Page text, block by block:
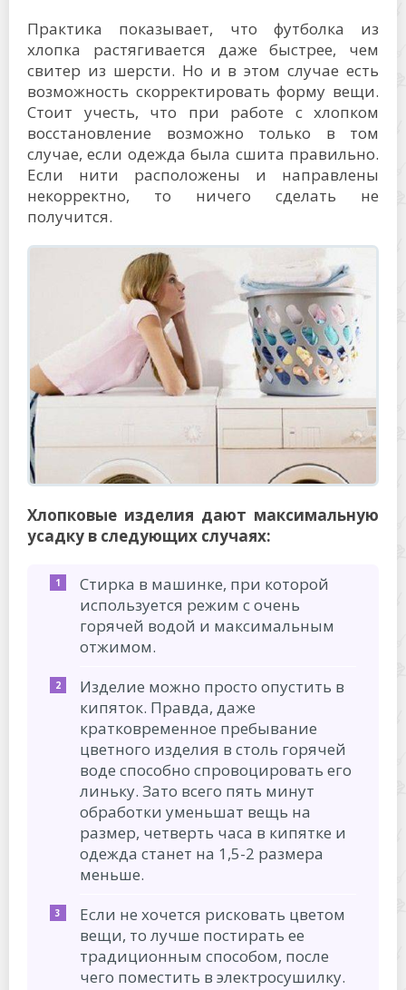
Практика показывает, что футболка из
хлопка растягивается даже быстрее, чем
свитер из шерсти. Но и в этом случае есть
возможность скорректировать форму вещи.
Стоит учесть, что при работе с хлопком
восстановление возможно только в том
случае, если одежда была сшита правильно.
Если нити расположены и направлены
некорректно, то ничего сделать не
получится.
Хлопковые изделия дают максимальную
усадку в следующих случаях:
Стирка в машинке, при которой
используется режим с очень
горячей водой и максимальным
отжимом.
Изделие можно просто опустить в
кипяток. Правда, даже
кратковременное пребывание
цветного изделия в столь горячей
воде способно спровоцировать его
линьку. Зато всего пять минут
обработки уменьшат вещь на
размер, четверть часа в кипятке и
одежда станет на 1,5-2 размера
меньше.
Если не хочется рисковать цветом
вещи, то лучше постирать ее
традиционным способом, после
чего поместить в электросушилку.